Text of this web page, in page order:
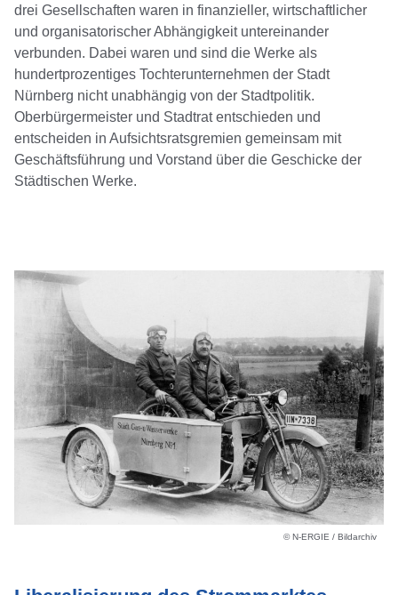
drei Gesellschaften waren in finanzieller, wirtschaftlicher
und organisatorischer Abhängigkeit untereinander
verbunden. Dabei waren und sind die Werke als
hundertprozentiges Tochterunternehmen der Stadt
Nürnberg nicht unabhängig von der Stadtpolitik.
Oberbürgermeister und Stadtrat entschieden und
entscheiden in Aufsichtsratsgremien gemeinsam mit
Geschäftsführung und Vorstand über die Geschicke der
Städtischen Werke.
© N-ERGIE / Bildarchiv